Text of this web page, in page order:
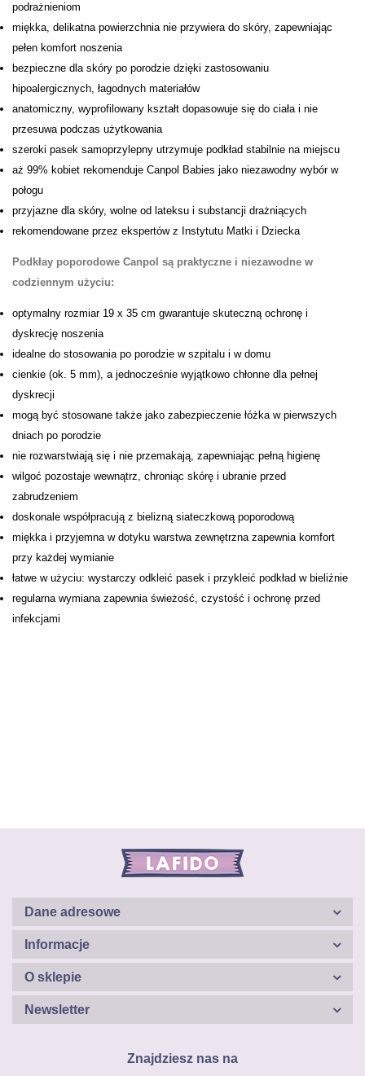
podrażnieniom
miękka, delikatna powierzchnia nie przywiera do skóry, zapewniając
pełen komfort noszenia
bezpieczne dla skóry po porodzie dzięki zastosowaniu
hipoalergicznych, łagodnych materiałów
anatomiczny, wyprofilowany kształt dopasowuje się do ciała i nie
przesuwa podczas użytkowania
szeroki pasek samoprzylepny utrzymuje podkład stabilnie na miejscu
aż 99% kobiet rekomenduje Canpol Babies jako niezawodny wybór w
połogu
przyjazne dla skóry, wolne od lateksu i substancji drażniących
rekomendowane przez ekspertów z Instytutu Matki i Dziecka
Podkłay poporodowe Canpol są praktyczne i niezawodne w
codziennym użyciu:
optymalny rozmiar 19 x 35 cm gwarantuje skuteczną ochronę i
dyskrecję noszenia
idealne do stosowania po porodzie w szpitalu i w domu
cienkie (ok. 5 mm), a jednocześnie wyjątkowo chłonne dla pełnej
dyskrecji
mogą być stosowane także jako zabezpieczenie łóżka w pierwszych
dniach po porodzie
nie rozwarstwiają się i nie przemakają, zapewniając pełną higienę
wilgoć pozostaje wewnątrz, chroniąc skórę i ubranie przed
zabrudzeniem
doskonale współpracują z bielizną siateczkową poporodową
miękka i przyjemna w dotyku warstwa zewnętrzna zapewnia komfort
przy każdej wymianie
łatwe w użyciu: wystarczy odkleić pasek i przykleić podkład w bieliźnie
regularna wymiana zapewnia świeżość, czystość i ochronę przed
infekcjami
Dane adresowe
Informacje
O sklepie
Newsletter
Znajdziesz nas na